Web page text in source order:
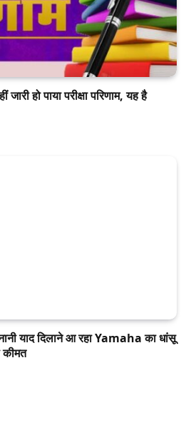
हो पाया परीक्षा परिणाम, यह है
याद दिलाने आ रहा Yamaha का धांसू
कीमत